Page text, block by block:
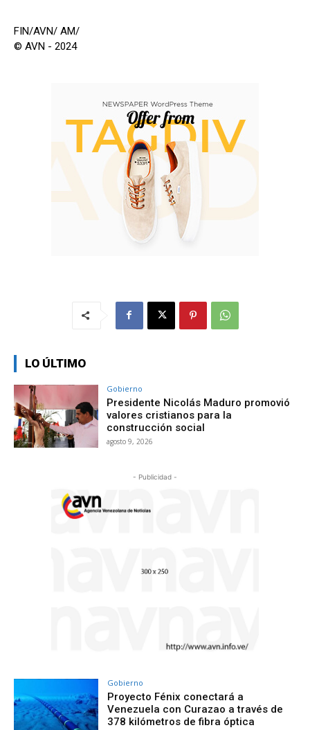
FIN/AVN/ AM/
© AVN - 2024
LO ÚLTIMO
Gobierno
Presidente Nicolás Maduro promovió
valores cristianos para la
construcción social
agosto 9, 2026
- Publicidad -
Gobierno
Proyecto Fénix conectará a
Venezuela con Curazao a través de
378 kilómetros de fibra óptica